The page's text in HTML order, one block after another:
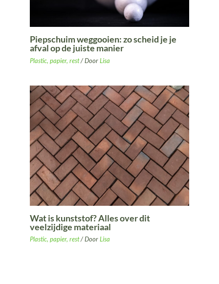
Piepschuim weggooien: zo scheid je je
afval op de juiste manier
Plastic, papier, rest/ DoorLisa
Wat is kunststof? Alles over dit
veelzijdige materiaal
Plastic, papier, rest/ DoorLisa